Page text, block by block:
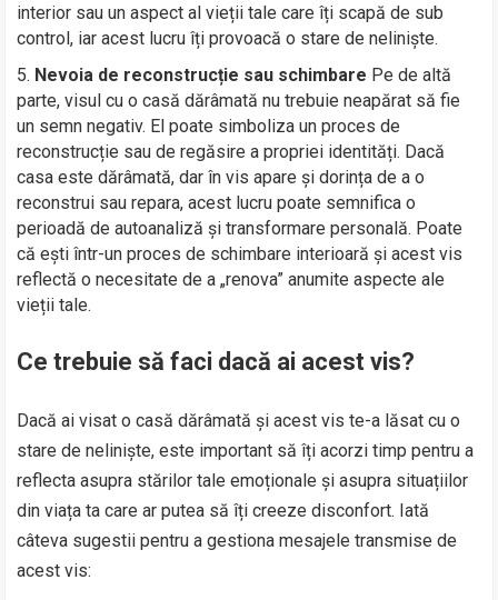
interior sau un aspect al vieții tale care îți scapă de sub
control, iar acest lucru îți provoacă o stare de neliniște.
Nevoia de reconstrucție sau schimbare Pe de altă
parte, visul cu o casă dărâmată nu trebuie neapărat să fie
un semn negativ. El poate simboliza un proces de
reconstrucție sau de regăsire a propriei identități. Dacă
casa este dărâmată, dar în vis apare și dorința de a o
reconstrui sau repara, acest lucru poate semnifica o
perioadă de autoanaliză și transformare personală. Poate
că ești într-un proces de schimbare interioară și acest vis
reflectă o necesitate de a „renova” anumite aspecte ale
vieții tale.
Ce trebuie să faci dacă ai acest vis?
Dacă ai visat o casă dărâmată și acest vis te-a lăsat cu o
stare de neliniște, este important să îți acorzi timp pentru a
reflecta asupra stărilor tale emoționale și asupra situațiilor
din viața ta care ar putea să îți creeze disconfort. Iată
câteva sugestii pentru a gestiona mesajele transmise de
acest vis: